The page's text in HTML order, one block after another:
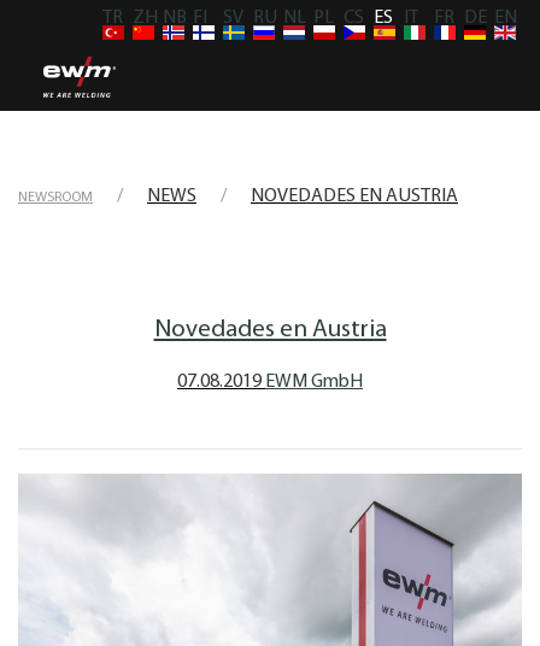
TR ZH NB FI SV RU NL PL CS ES FR DE EN
NEWSROOM NEWS NOVEDADES EN AUSTRIA
Novedades en Austria
07.08.2019 EWM GmbH